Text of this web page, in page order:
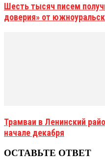
Шесть тысяч писем
доверия» от
Трамваи в Ленинский
начале декабря
ОСТАВЬТЕ ОТВЕТ